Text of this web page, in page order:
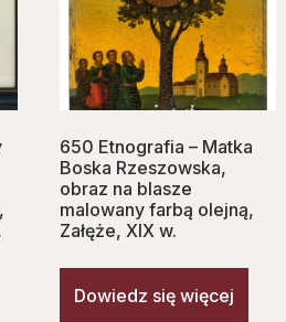
650 Etnografia – Matka
Boska Rzeszowska,
obraz na blasze
malowany farbą olejną,
Załęże, XIX w.
Dowiedz się więcej